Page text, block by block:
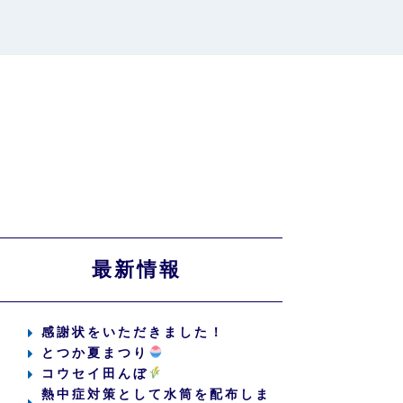
最新情報
感謝状をいただきました！
とつか夏まつり
コウセイ田んぼ
熱中症対策として水筒を配布しま